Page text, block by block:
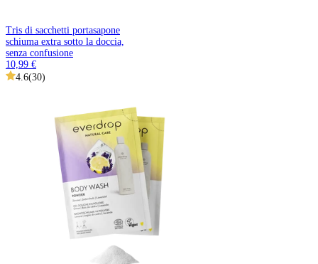
Tris di sacchetti portasapone
schiuma extra sotto la doccia,
senza confusione
10,99 €
4.6(30)